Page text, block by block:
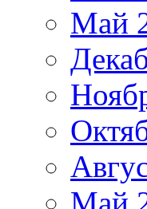
Май
Май